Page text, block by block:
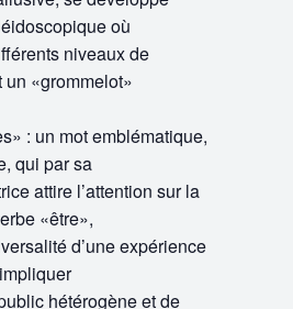
où
niveaux de
«grommelot»
: un mot emblématique,
qui par sa
attire l’attention sur la
«être»,
d’une expérience
hétérogène et de